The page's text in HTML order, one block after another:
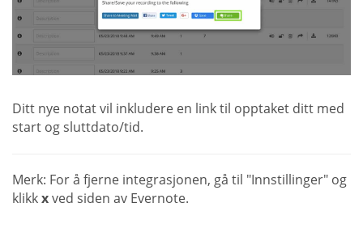
Ditt nye notat vil inkludere en link til opptaket ditt med
start og sluttdato/tid.
Merk: For å fjerne integrasjonen, gå til "Innstillinger" og
klikkxved siden av Evernote.